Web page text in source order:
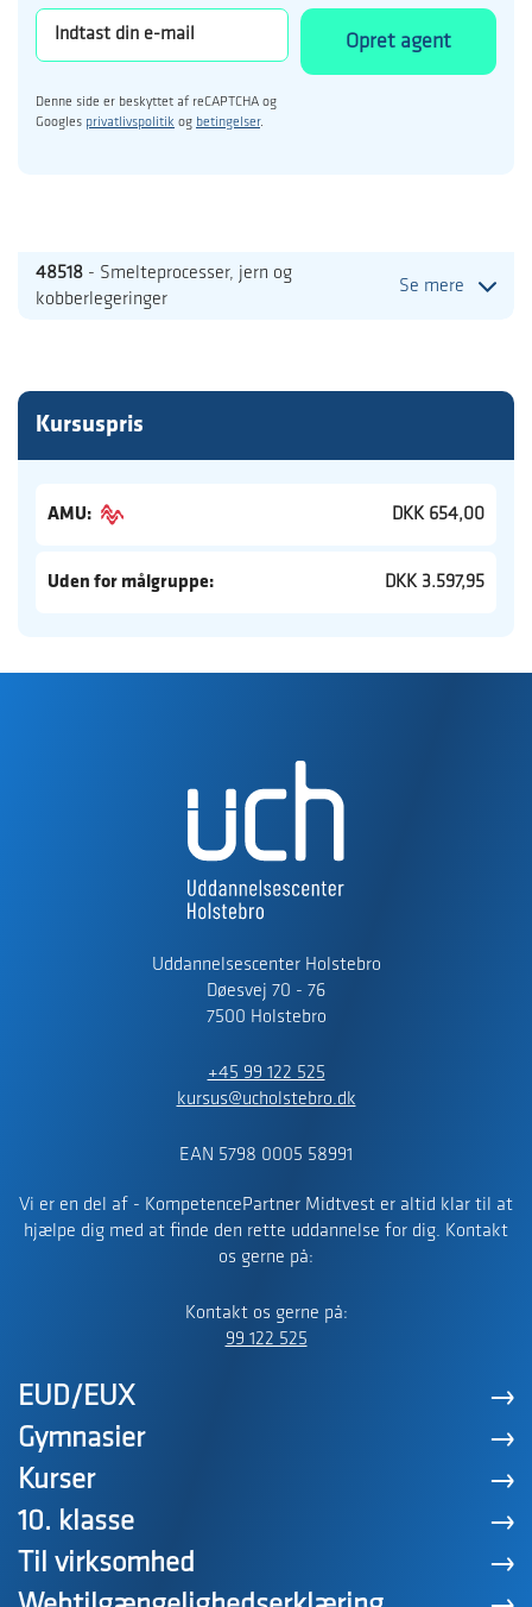
Opret agent
Denne side er beskyttet af reCAPTCHA og
Googles privatlivspolitik og betingelser.
48518 - Smelteprocesser, jern og
kobberlegeringer
Se mere
Kursuspris
AMU: DKK 654,00
Uden for målgruppe: DKK 3.597,95
Uddannelsescenter Holstebro
Døesvej 70 - 76
7500 Holstebro
+45 99 122 525
kursus@ucholstebro.dk
EAN 5798 0005 58991
Vi er en del af - KompetencePartner Midtvest er altid klar til at
hjælpe dig med at finde den rette uddannelse for dig. Kontakt
os gerne på:
Kontakt os gerne på:
99 122 525
EUD/EUX
Gymnasier
Kurser
10. klasse
Til virksomhed